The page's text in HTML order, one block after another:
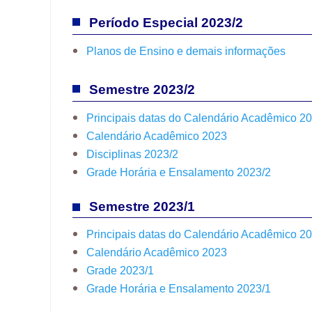
Período Especial 2023/2
Planos de Ensino e demais informações
Semestre 2023/2
Principais datas do Calendário Acadêmico
Calendário Acadêmico 2023
Disciplinas 2023/2
Grade Horária e Ensalamento 2023/2
Semestre 2023/1
Principais datas do Calendário Acadêmico
Calendário Acadêmico 2023
Grade 2023/1
Grade Horária e Ensalamento 2023/1